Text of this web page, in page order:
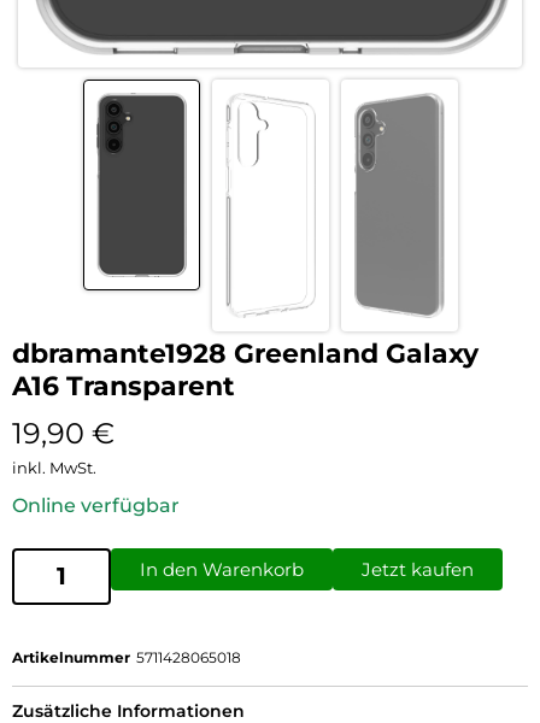
dbramante1928 Greenland Galaxy
A16 Transparent
19,90 €
inkl. MwSt.
Online verfügbar
In den Warenkorb Jetzt kaufen
Artikelnummer 5711428065018
Zusätzliche Informationen